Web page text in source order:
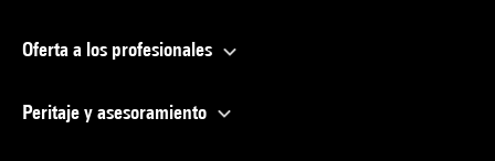
Oferta a los profesionales
Peritaje y asesoramiento